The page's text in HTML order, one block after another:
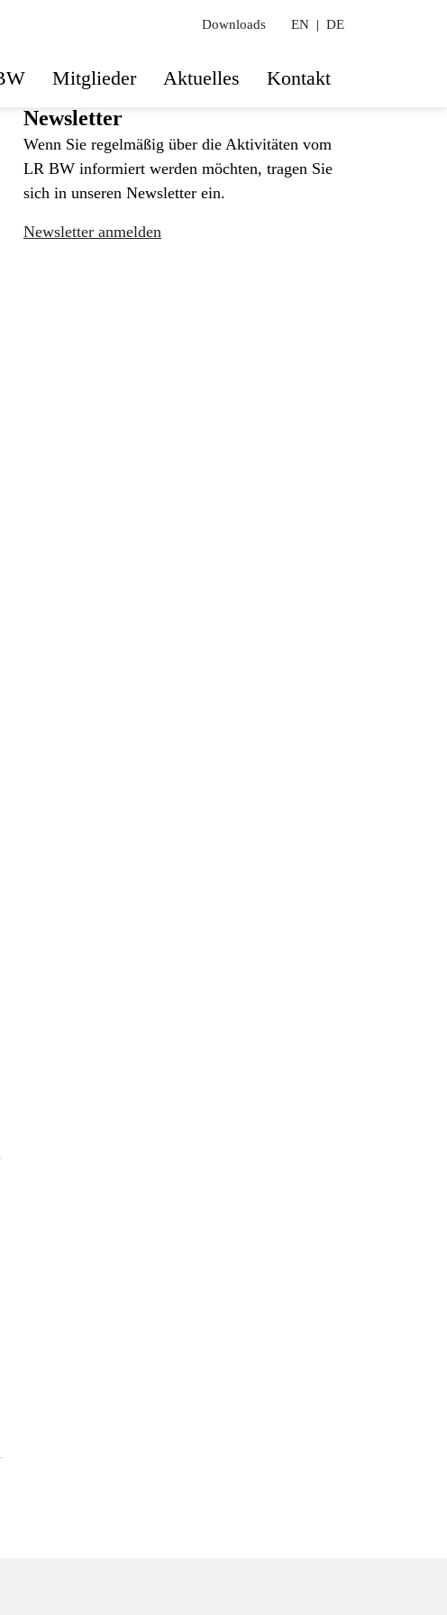
Downloads EN | DE
Mitglieder Aktuelles Kontakt
Newsletter
Wenn Sie regelmäßig über die Aktivitäten vom
LR BW informiert werden möchten, tragen Sie
sich in unseren Newsletter ein.
Newsletter anmelden